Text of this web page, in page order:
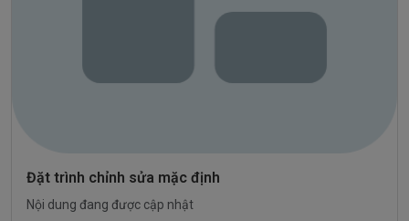
Đặt trình chỉnh sửa mặc định
Nội dung đang được cập nhật